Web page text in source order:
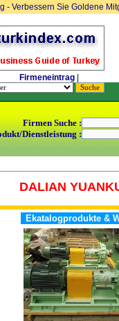
- Verbessern Sie Goldene
Firmeneintrag
Firmen Suche :
Dienstleistung :
DALIAN
Ekatalogprodukte &